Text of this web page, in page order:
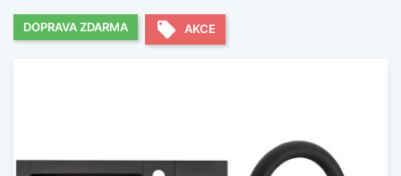
DOPRAVA ZDARMA local_offer AKCE